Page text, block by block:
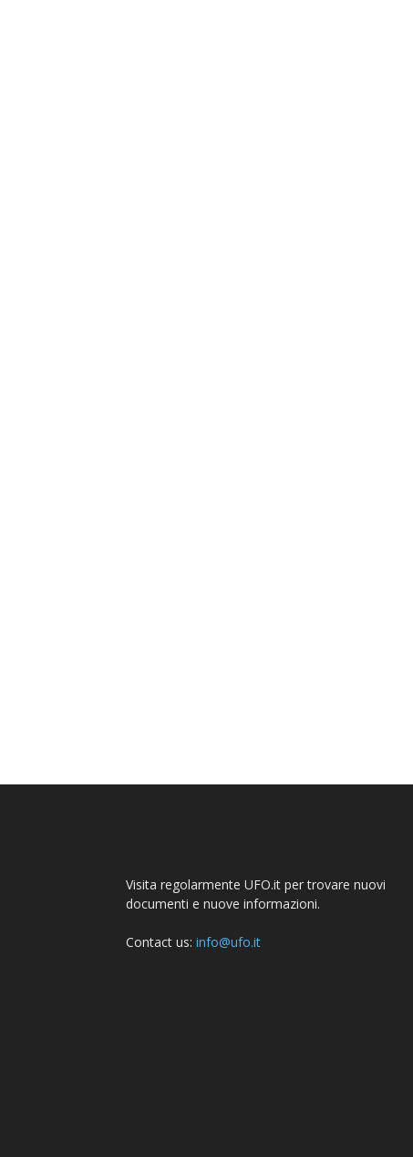
Visita regolarmente UFO.it per trovare nuovi
documenti e nuove informazioni.
Contact us: info@ufo.it